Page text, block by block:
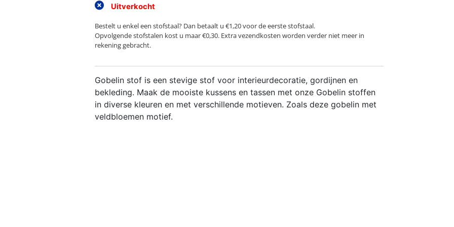
Uitverkocht
Bestelt u enkel een stofstaal? Dan betaalt u €1,20 voor de eerste stofstaal.
Opvolgende stofstalen kost u maar €0,30. Extra vezendkosten worden verder niet meer in
rekening gebracht.
Gobelin stof is een stevige stof voor interieurdecoratie, gordijnen en
bekleding. Maak de mooiste kussens en tassen met onze Gobelin stoffen
in diverse kleuren en met verschillende motieven. Zoals deze gobelin met
veldbloemen motief.